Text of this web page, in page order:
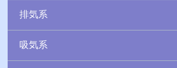
排気系
吸気系